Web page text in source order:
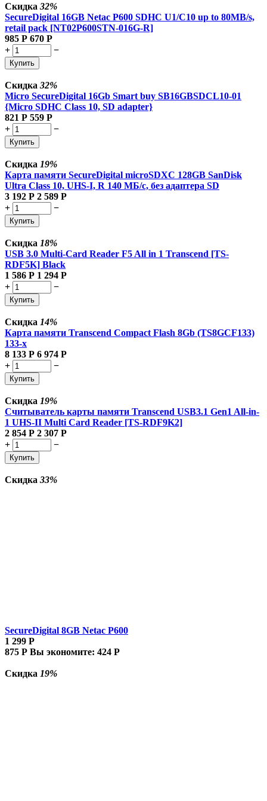
Скидка 32%
SecureDigital 16GB Netac P600 SDHC U1/C10 up to 80MB/s,
retail pack [NT02P600STN-016G-R]
985 Р 670 Р
+
−
Купить
Скидка 32%
Micro SecureDigital 16Gb Smart buy SB16GBSDCL10-01
{Micro SDHC Class 10, SD adapter}
821 Р 559 Р
+
−
Купить
Скидка 19%
Карта памяти SecureDigital microSDXC 128GB SanDisk
Ultra Class 10, UHS-I, R 140 МБ/с, без адаптера SD
3 192 Р 2 589 Р
+
−
Купить
Скидка 18%
USB 3.0 Multi-Card Reader F5 All in 1 Transcend [TS-
RDF5K] Black
1 586 Р 1 294 Р
+
−
Купить
Скидка 14%
Карта памяти Transcend Compact Flash 8Gb (TS8GCF133)
133-x
8 133 Р 6 974 Р
+
−
Купить
Скидка 19%
Считыватель карты памяти Transcend USB3.1 Gen1 All-in-
1 UHS-II Multi Card Reader [TS-RDF9K2]
2 854 Р 2 307 Р
+
−
Купить
Скидка 33%
SecureDigital 8GB Netac P600
1 299 Р
875 Р Вы экономите: 424 Р
Скидка 19%